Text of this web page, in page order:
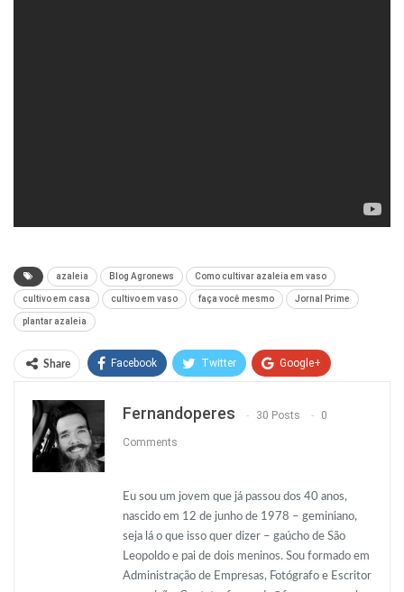
azaleia Blog Agronews Como cultivar azaleia em vaso
cultivo em casa cultivo em vaso faça você mesmo Jornal Prime
plantar azaleia
Share Facebook Twitter Google+
O email
Fernandoperes 30 Posts 0
Comments
Eu sou um jovem que já passou dos 40 anos,
nascido em 12 de junho de 1978 – geminiano,
seja lá o que isso quer dizer – gaúcho de São
Leopoldo e pai de dois meninos. Sou formado em
Administração de Empresas, Fotógrafo e Escritor